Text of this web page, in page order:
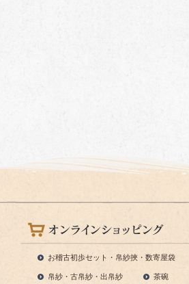
お稽古初歩セット・帛紗挾・数寄屋袋
帛紗・古帛紗・出帛紗 茶碗